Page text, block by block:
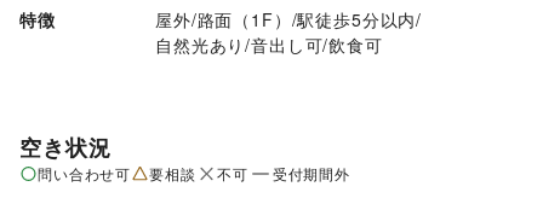
特徴 屋外/路面（1F） /駅徒歩5分以内/
自然光あり/音出し可/飲食可
空き状況
問い合わせ可 要相談 不可 受付期間外